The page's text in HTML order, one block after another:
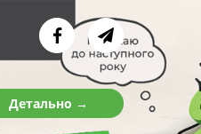
Детально →